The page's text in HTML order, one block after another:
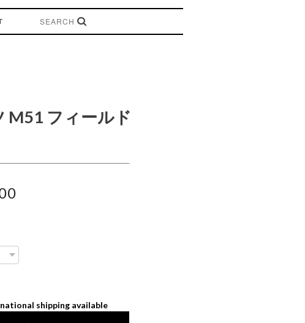
M51 フィールド
shipping available